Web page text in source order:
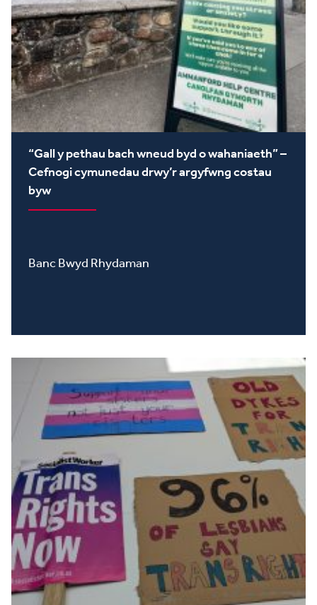
“Gall y pethau bach wneud byd o wahaniaeth” –
Cefnogi cymunedau drwy’r argyfwng costau
byw
Banc Bwyd Rhydaman